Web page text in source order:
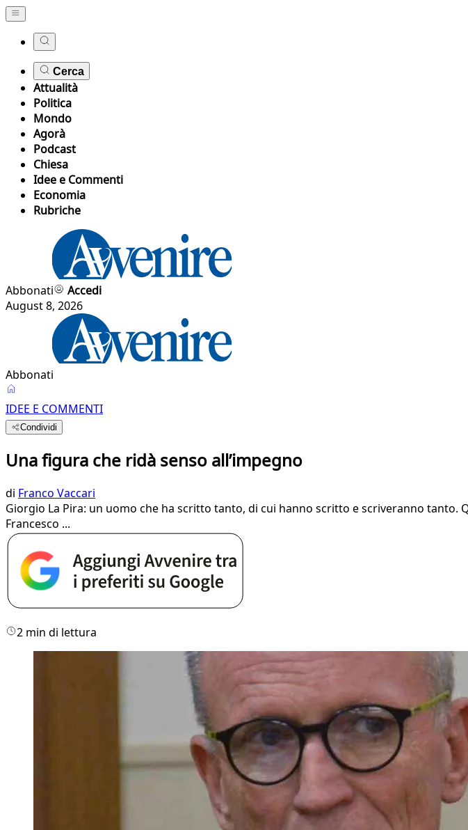
Cerca
Attualità
Politica
Mondo
Agorà
Podcast
Chiesa
Idee e Commenti
Economia
Rubriche
Abbonati
Accedi
August 8, 2026
Abbonati
IDEE E COMMENTI
Condividi
Una figura che ridà senso all’impegno
di Franco Vaccari
Giorgio La Pira: un uomo che ha scritto tanto, di cui hanno scritto e scriveranno tanto.
Francesco ...
2 min di lettura